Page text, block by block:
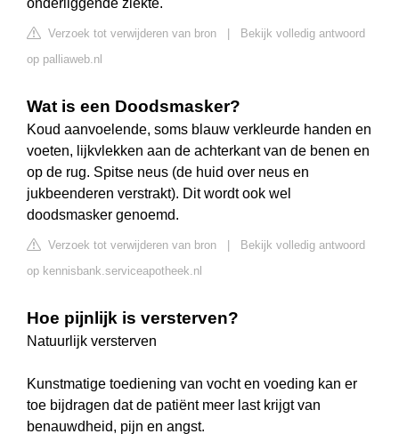
onderliggende ziekte.
Verzoek tot verwijderen van bron
Bekijk volledig antwoord
op palliaweb.nl
Wat is een Doodsmasker?
Koud aanvoelende, soms blauw verkleurde handen en
voeten, lijkvlekken aan de achterkant van de benen en
op de rug. Spitse neus (de huid over neus en
jukbeenderen verstrakt). Dit wordt ook wel
doodsmasker genoemd.
Verzoek tot verwijderen van bron
Bekijk volledig antwoord
op kennisbank.serviceapotheek.nl
Hoe pijnlijk is versterven?
Natuurlijk versterven
Kunstmatige toediening van vocht en voeding kan er
toe bijdragen dat de patiënt meer last krijgt van
benauwdheid, pijn en angst.